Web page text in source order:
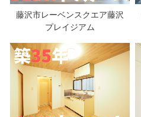
藤沢市レーベンスクエア藤沢
プレイジアム